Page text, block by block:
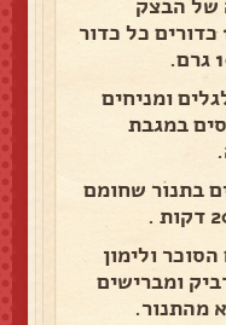
ומחלקים את הבצק ל 15 כדורים כל כדור
ומניחים
במגבת
בתנור שחומם
ולימון
ומברישים
מהתנור.